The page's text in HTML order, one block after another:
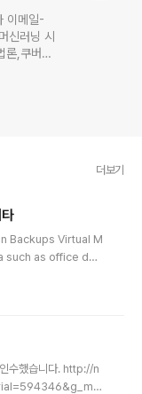
이메일-
신러닝 시
론,쿠버네
더보기
Backups Virtual M
as office doc
Deplication An
수했습니다. http://n